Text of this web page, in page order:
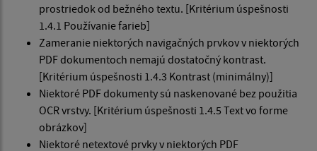
prostriedok od bežného textu. [Kritérium úspešnosti
1.4.1 Používanie farieb]
Zameranie niektorých navigačných prvkov v niektorých
PDF dokumentoch nemajú dostatočný kontrast.
[Kritérium úspešnosti 1.4.3 Kontrast (minimálny)]
Niektoré PDF dokumenty sú naskenované bez použitia
OCR vrstvy. [Kritérium úspešnosti 1.4.5 Text vo forme
obrázkov]
Niektoré netextové prvky v niektorých PDF